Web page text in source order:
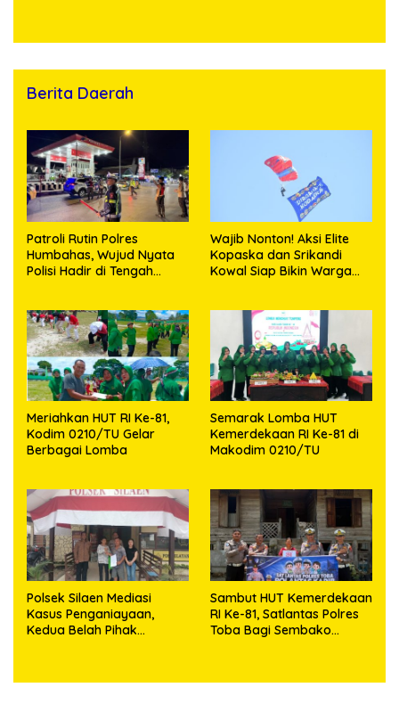
Berita Daerah
Patroli Rutin Polres
Humbahas, Wujud Nyata
Polisi Hadir di Tengah
Wajib Nonton! Aksi Elite
Kopaska dan Srikandi
Kowal Siap Bikin Warga
Meriahkan HUT RI Ke-81,
Kodim 0210/TU Gelar
Berbagai Lomba
Semarak Lomba HUT
Kemerdekaan RI Ke-81 di
Makodim 0210/TU
Polsek Silaen Mediasi
Kasus Penganiayaan,
Kedua Belah Pihak
Sambut HUT Kemerdekaan
RI Ke-81, Satlantas Polres
Toba Bagi Sembako